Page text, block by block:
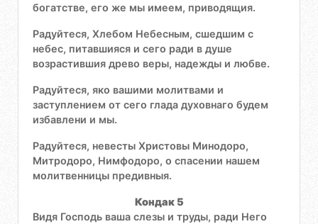
богатстве, его же мы имеем, приводящия.
Радуйтеся, Хлебом Небесным, сшедшим с
небес, питавшияся и сего ради в душе
возрастившия древо веры, надежды и любве.
Радуйтеся, яко вашими молитвами и
заступлением от сего глада духовнаго будем
избавлени и мы.
Радуйтеся, невесты Христовы Минодоро,
Митродоро, Нимфодоро, о спасении нашем
молитвенницы предивныя.
Кондак 5
Видя Господь ваша слезы и труды, ради Него